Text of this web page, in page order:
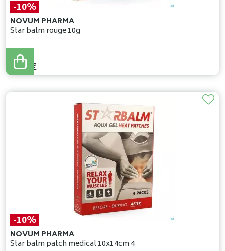
-10%
NOVUM PHARMA
Star balm rouge 10g
6,48€
5,83 €
-10%
NOVUM PHARMA
Star balm patch medical 10x14cm 4